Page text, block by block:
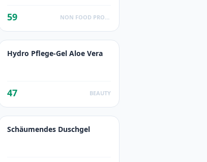
59
Hydro Pflege-Gel Aloe Vera
47 BEAUTY
Schäumendes Duschgel